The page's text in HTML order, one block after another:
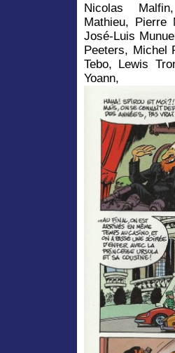
Nicolas
Mathieu, Pierre
José-Luis
Peeters, Michel
Tebo, Lewis
Yoann,